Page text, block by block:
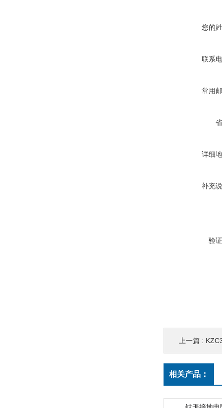
您的
联系
常用
详细
补充
验
上一篇 :
相关产品：